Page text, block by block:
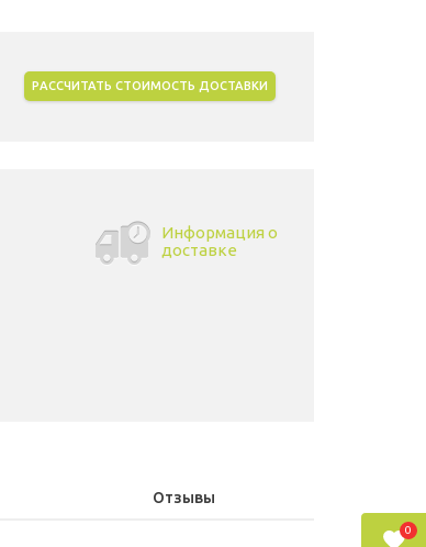
РАССЧИТАТЬ СТОИМОСТЬ ДОСТАВКИ
Информация о
доставке
Отзывы
0